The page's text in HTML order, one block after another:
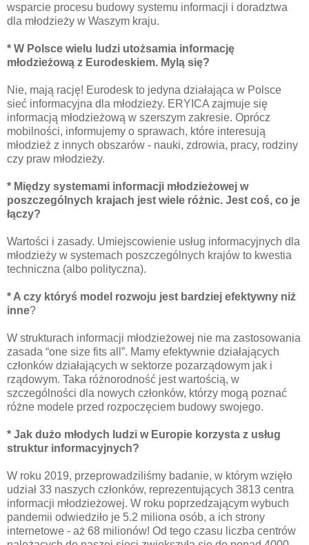
wsparcie procesu budowy systemu informacji i doradztwa
dla młodzieży w Waszym kraju.
* W Polsce wielu ludzi utożsamia informację
młodzieżową z Eurodeskiem. Mylą się?
Nie, mają rację! Eurodesk to jedyna działająca w Polsce
sieć informacyjna dla młodzieży. ERYICA zajmuje się
informacją młodzieżową w szerszym zakresie. Oprócz
mobilności, informujemy o sprawach, które interesują
młodzież z innych obszarów - nauki, zdrowia, pracy, rodziny
czy praw młodzieży.
* Między systemami informacji młodzieżowej w
poszczególnych krajach jest wiele różnic. Jest coś, co je
łączy?
Wartości i zasady. Umiejscowienie usług informacyjnych dla
młodzieży w systemach poszczególnych krajów to kwestia
techniczna (albo polityczna).
* A czy któryś model rozwoju jest bardziej efektywny niż
inne?
W strukturach informacji młodzieżowej nie ma zastosowania
zasada “one size fits all”. Mamy efektywnie działających
członków działających w sektorze pozarządowym jak i
rządowym. Taka różnorodność jest wartością, w
szczególności dla nowych członków, którzy mogą poznać
różne modele przed rozpoczęciem budowy swojego.
* Jak dużo młodych ludzi w Europie korzysta z usług
struktur informacyjnych?
W roku 2019, przeprowadziliśmy badanie, w którym wzięło
udział 33 naszych członków, reprezentujących 3813 centra
informacji młodzieżowej. W roku poprzedzającym wybuch
pandemii odwiedziło je 5.2 miliona osób, a ich strony
internetowe - aż 68 milionów! Od tego czasu liczba centrów